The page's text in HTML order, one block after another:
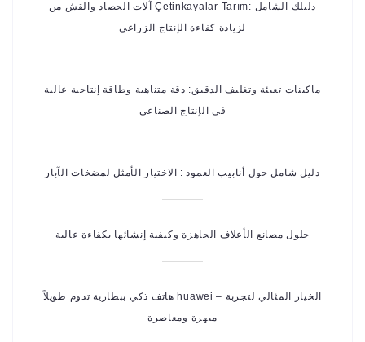
آلات الحصاد والقش من Çetinkayalar Tarım: دليلك الشامل
لزيادة كفاءة الإنتاج الزراعي
ماكينات تعبئة وتغليف الدقيق: دقة متناهية وطاقة إنتاجية عالية
في الإنتاج الصناعي
دليل شامل حول أنابيب العمود : الاختيار الأمثل لمضخات الآبار
حلول مصانع الأعلاف الجاهزة وكيفية إنشائها بكفاءة عالية
هاتف ذكي ببطارية تدوم طويلاً huawei – الخيار المثالي لتجربة
مبهرة ومعاصرة